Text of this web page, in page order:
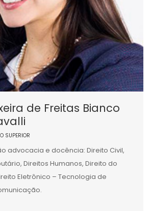
de Freitas Bianco
SUPERIOR
advocacia e docência: Direito Civil,
Direitos Humanos, Direito do
Eletrônico – Tecnologia de